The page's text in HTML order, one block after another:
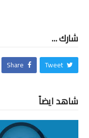
شارك ...
Tweet
Share
شاهد ايضاً